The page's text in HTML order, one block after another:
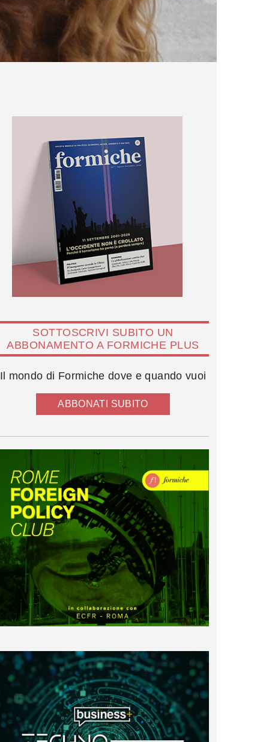
SOTTOSCRIVI SUBITO UN
ABBONAMENTO A FORMICHE PLUS
Il mondo di Formiche dove e quando vuoi
ABBONATI SUBITO